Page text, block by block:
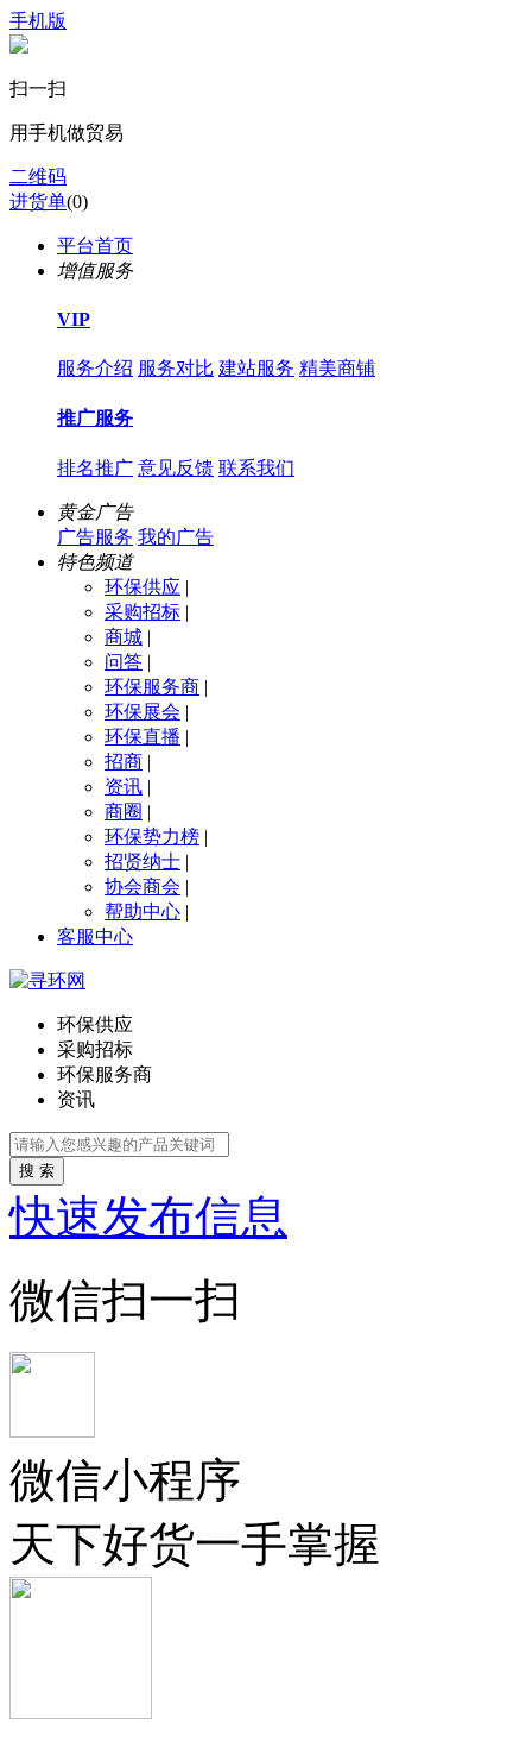
手机版
扫一扫
用手机做贸易
二维码
进货单(0)
平台首页
增值服务
VIP
服务介绍 服务对比 建站服务 精美商铺
推广服务
排名推广 意见反馈 联系我们
黄金广告
广告服务 我的广告
特色频道
环保供应 |
采购招标 |
商城 |
问答 |
环保服务商 |
环保展会 |
环保直播 |
招商 |
资讯 |
商圈 |
环保势力榜 |
招贤纳士 |
协会商会 |
帮助中心 |
客服中心
环保供应
采购招标
环保服务商
资讯
搜 索
快速发布信息
微信扫一扫
微信小程序
天下好货一手掌握